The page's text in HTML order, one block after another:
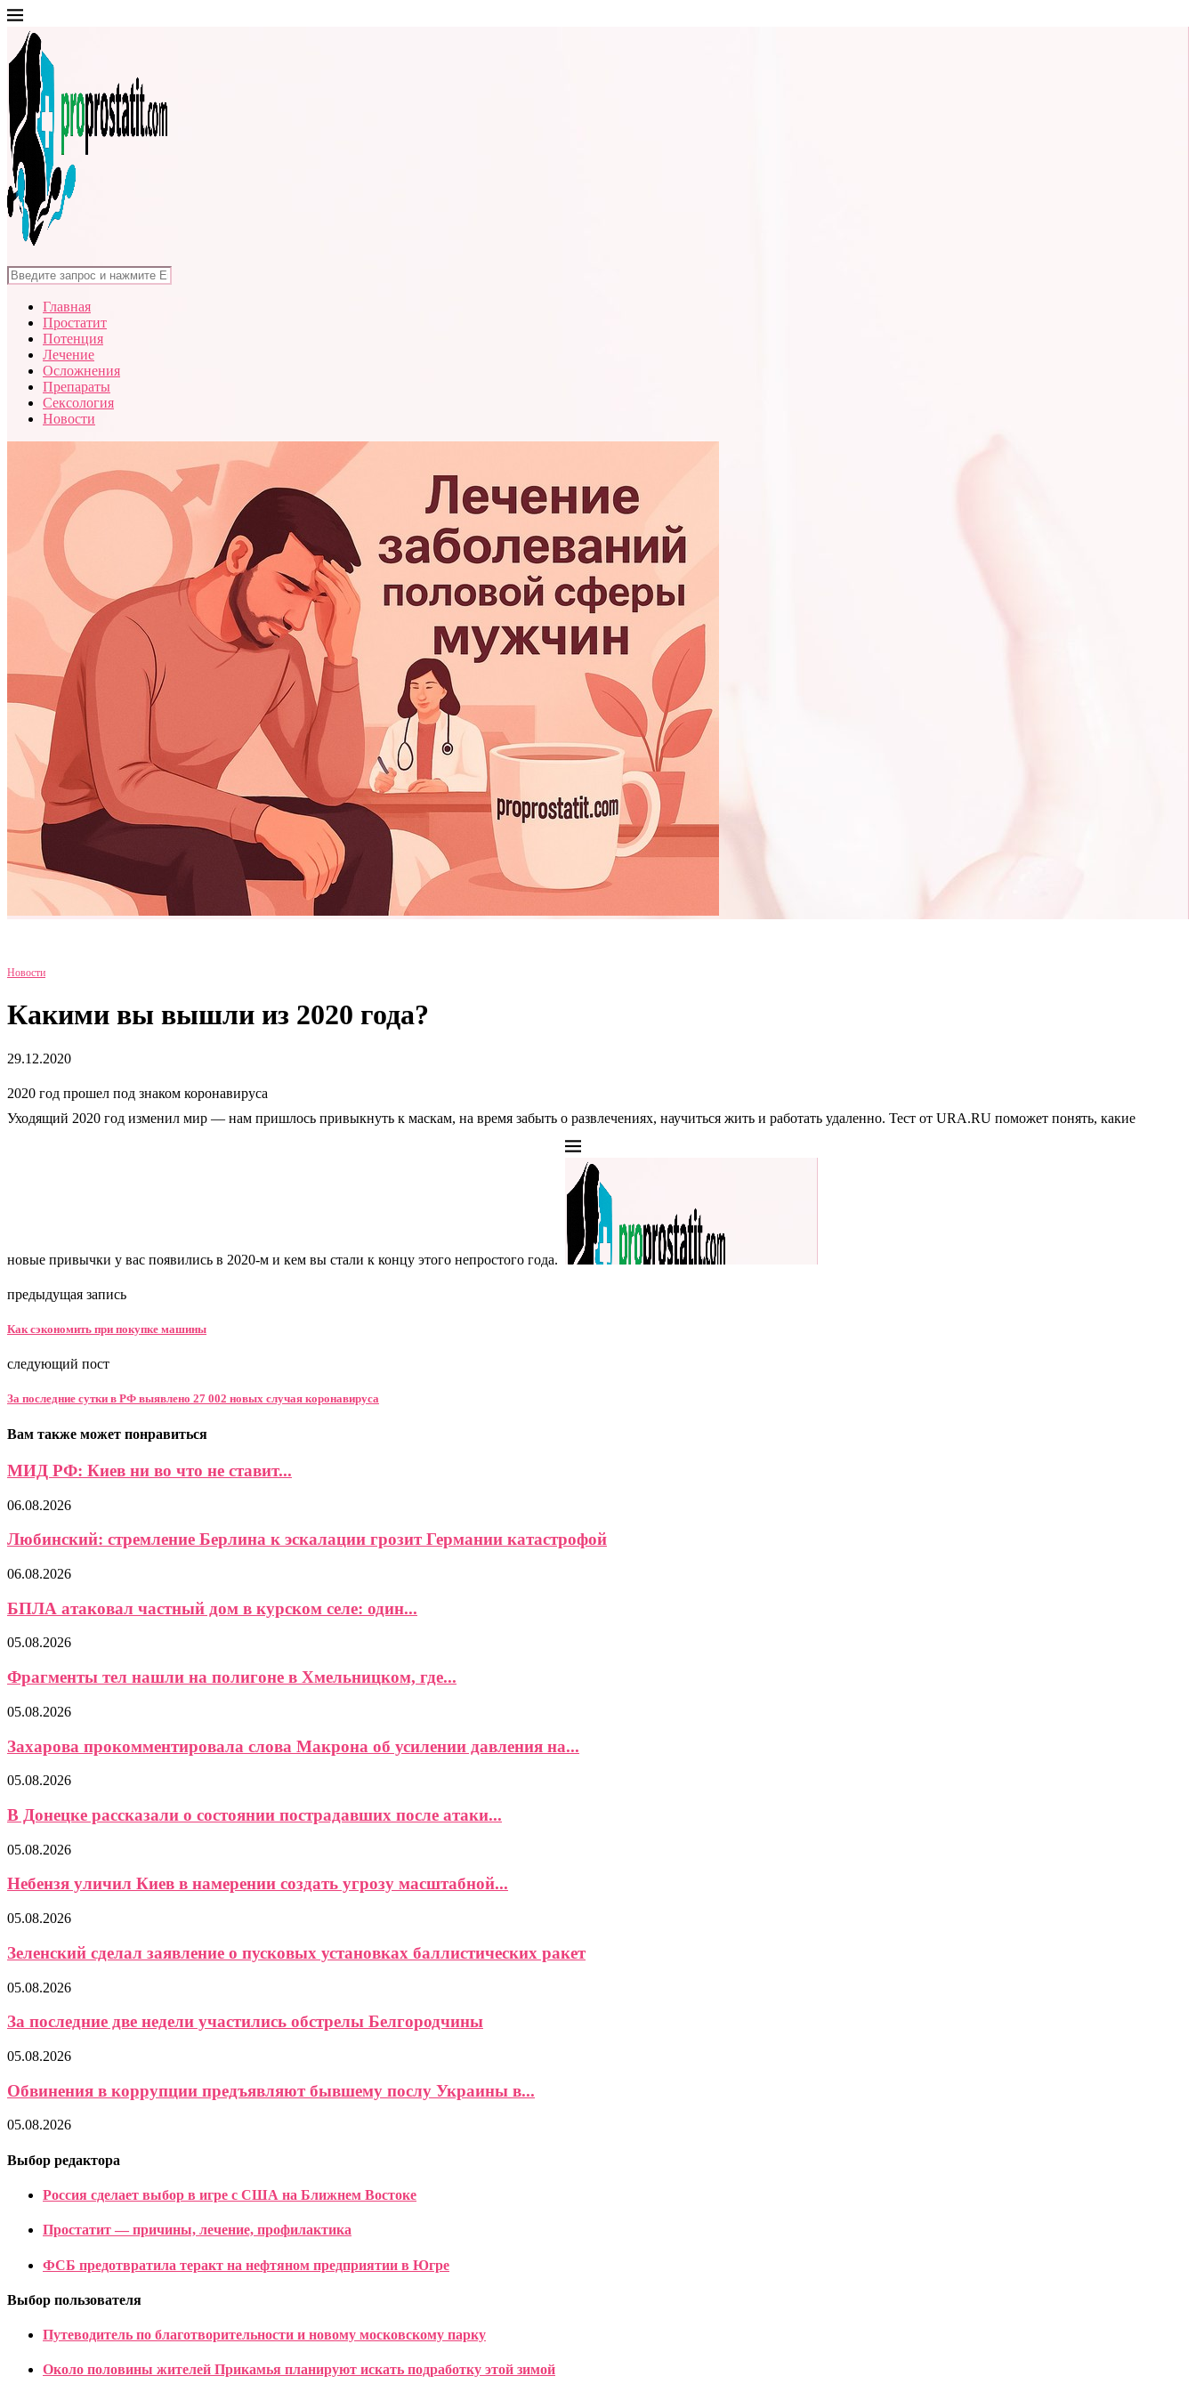
Главная
Простатит
Потенция
Лечение
Осложнения
Препараты
Сексология
Новости
Новости
Какими вы вышли из 2020 года?
29.12.2020
2020 год прошел под знаком коронавируса
Уходящий 2020 год изменил мир — нам пришлось привыкнуть к маскам, на время забыть о развлечениях, научиться жить и работать удаленно. Тест от URA.RU поможет понять, какие
новые привычки у вас появились в 2020-м и кем вы стали к концу этого непростого года.
предыдущая запись
Как сэкономить при покупке машины
следующий пост
За последние сутки в РФ выявлено 27 002 новых случая коронавируса
Вам также может понравиться
МИД РФ: Киев ни во что не ставит...
06.08.2026
Любинский: стремление Берлина к эскалации грозит Германии катастрофой
06.08.2026
БПЛА атаковал частный дом в курском селе: один...
05.08.2026
Фрагменты тел нашли на полигоне в Хмельницком, где...
05.08.2026
Захарова прокомментировала слова Макрона об усилении давления на...
05.08.2026
В Донецке рассказали о состоянии пострадавших после атаки...
05.08.2026
Небензя уличил Киев в намерении создать угрозу масштабной...
05.08.2026
Зеленский сделал заявление о пусковых установках баллистических ракет
05.08.2026
За последние две недели участились обстрелы Белгородчины
05.08.2026
Обвинения в коррупции предъявляют бывшему послу Украины в...
05.08.2026
Выбор редактора
Россия сделает выбор в игре с США на Ближнем Востоке
Простатит — причины, лечение, профилактика
ФСБ предотвратила теракт на нефтяном предприятии в Югре
Выбор пользователя
Путеводитель по благотворительности и новому московскому парку
Около половины жителей Прикамья планируют искать подработку этой зимой